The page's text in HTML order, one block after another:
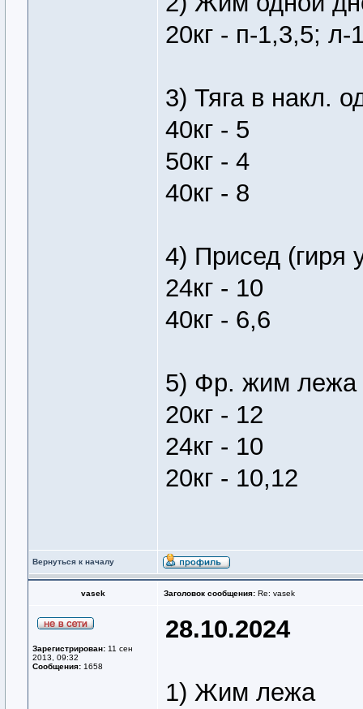
20кг - п-1,3,5; л-
3) Тяга в накл.
40кг - 5
50кг - 4
40кг - 8
4) Присед (гиря
24кг - 10
40кг - 6,6
5) Фр. жим лежа
20кг - 12
24кг - 10
20кг - 10,12
Вернуться к началу
vasek Заголовок сообщения: Re: vasek
Зарегистрирован: 11 сен
2013, 09:32
Сообщения: 1658
28.10.2024
1) Жим лежа